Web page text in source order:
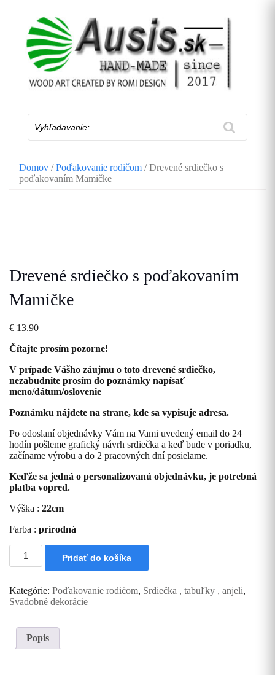
Domov /Poďakovanie rodičom / Drevené srdiečko s
poďakovaním Mamičke
Drevené srdiečko s poďakovaním
Mamičke
€ 13.90
Čítajte prosím pozorne!
V prípade Vášho záujmu o toto drevené srdiečko,
nezabudnite prosím do poznámky napísať
meno/dátum/oslovenie
Poznámku nájdete na strane, kde sa vypisuje adresa.
Po odoslaní objednávky Vám na Vami uvedený email do 24
hodín pošleme grafický návrh srdiečka a keď bude v poriadku,
začíname výrobu a do 2 pracovných dní posielame.
Keďže sa jedná o personalizovanú objednávku, je potrebná
platba vopred.
Výška : 22cm
Farba : prírodná
množstvo
Drevené
poďakovaním
Mamičke
Pridať do košíka
Kategórie: Poďakovanie rodičom, Srdiečka , tabuľky , anjeli,
Svadobné dekorácie
Popis